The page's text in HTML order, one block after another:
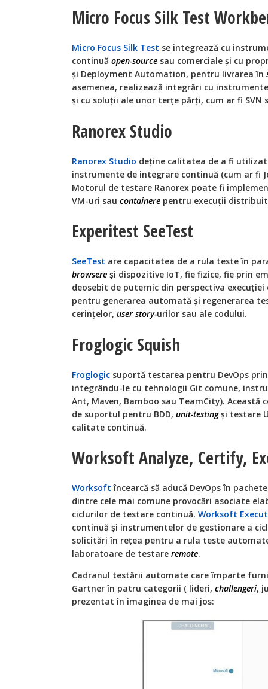
Micro Focus Silk Test
Micro Focus Silk Test se integrează cu
continuă open-source sau comerciale și cu
și Deployment Automation, pentru livrarea în
asemenea, realizează integrări cu
și cu soluții ale unor terțe părți, cum ar fi SVN
Ranorex Studio
Ranorex Studio deține calitatea de a fi
instrumente de integrare continuă (cum ar fi
Motorul de testare Ranorex poate fi
VM-uri sau containere pentru execuții
Experitest SeeTest
SeeTest are capacitatea de a rula teste în
browsere și dispozitive IoT, fie fizice, fie prin
deosebit de puternic din perspectiva
pentru generarea automată și regenerarea
cerințelor, user story-urilor sau ale codului.
Froglogic Squish
Froglogic suportă testarea pentru DevOps
integrându-le cu tehnologii Git comune,
Ant, Maven, Bamboo sau TeamCity).
de suportul pentru BDD, unit-testingși testare
calitate continuă.
Worksoft Analyze, Certify,
Worksoft încearcă să aducă DevOps în
dintre cele mai comune provocări asociate
ciclurilor de testare continuă. Worksoft
continuă și instrumentelor de gestionare a
solicitări în rețea pentru a rula teste
laboratoare de testare remote.
Cadranul testării automate care împarte
Gartner în patru categorii ( lideri, challengeri,
prezentat în imaginea de mai jos: